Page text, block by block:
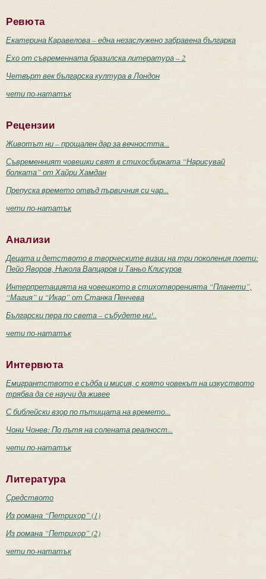
Ревюта
Екатерина Каравелова – една незаслужено забравена българка
Ехо от съвременната бразилска литература – 2
Четвърт век българска култура в Лондон
чети по-нататък
Рецензии
Животът ни – прощален дар за вечността...
Съвременният човешки свят в стихосбирката “Нарисувай
болката” от Хайри Хамдан
Препуска времето отвъд първичния си чар...
чети по-нататък
Анализи
Децата и детството в творческите визии на три поколения поети:
Пейо Яворов, Никола Вапцаров и Таньо Клисуров
Интерпретацията на човешкото в стихотворенията “Планети”,
“Магия” и “Икар” от Станка Пенчева
Български пера по света – събудете ни!..
чети по-нататък
Интервюта
Емигрантството е съдба и мисия, с която човекът на изкуството
трябва да се научи да живее
С библейски взор по пътищата на времето...
Чони Чонев: По пътя на солената реалност...
чети по-нататък
Литература
Средството
Из романа “Петрихор” (1)
Из романа “Петрихор” (2)
чети по-нататък